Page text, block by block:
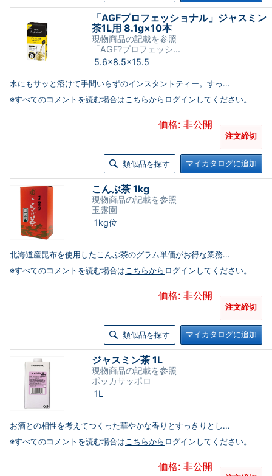
「AGFプロフェッショナル」ジャスミン
茶1L用 8.1g×10本
現物商品の記載を参照
「AGF?プロフェッシ...
5.6×8.5×15.5
水にもサッと溶けて手間いらずのインスタントティー。すっ...
※すべてのコメントを読む場合はこちらから ログインしてください。
価格: 非公開
注文締切
類似品を探す マイカタログに追加
こんぶ茶 1kg
現物商品の記載を参照
玉露園
1kg位
北海道産昆布を使用したこんぶ茶のグラム単価がお得な業務...
※すべてのコメントを読む場合はこちらから ログインしてください。
価格: 非公開
注文締切
類似品を探す マイカタログに追加
ジャスミン茶 1L
現物商品の記載を参照
ポッカサッポロ
1L
お酒との相性を考えてつくった華やかな香りとすっきりとし...
※すべてのコメントを読む場合はこちらから ログインしてください。
価格: 非公開